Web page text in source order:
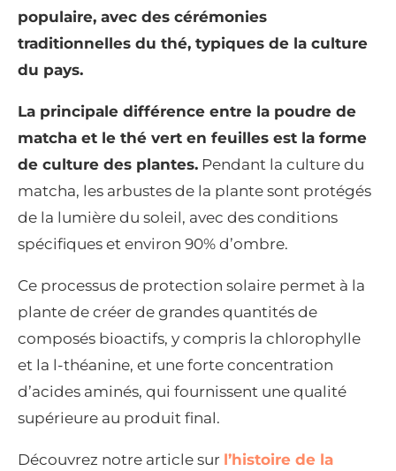
populaire, avec des cérémonies
traditionnelles du thé, typiques de la culture
du pays.
La principale différence entre la poudre de
matcha et le thé vert en feuilles est la forme
de culture des plantes. Pendant la culture du
matcha, les arbustes de la plante sont protégés
de la lumière du soleil, avec des conditions
spécifiques et environ 90% d’ombre.
Ce processus de protection solaire permet à la
plante de créer de grandes quantités de
composés bioactifs, y compris la chlorophylle
et la l-théanine, et une forte concentration
d’acides aminés, qui fournissent une qualité
supérieure au produit final.
Découvrez notre article sur l’histoire de la